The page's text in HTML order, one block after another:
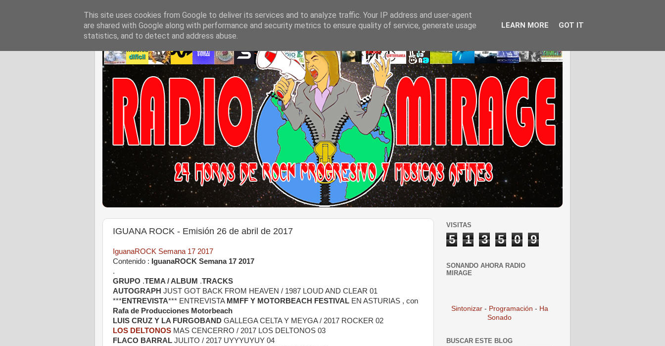
IGUANA ROCK - Emisión 26 de abril de 2017
IguanaROCK Semana 17 2017
Contenido : IguanaROCK Semana 17 2017
.
GRUPO .TEMA / ALBUM .TRACKS
AUTOGRAPH JUST GOT BACK FROM HEAVEN / 1987 LOUD AND CLEAR 01
***ENTREVISTA*** ENTREVISTA MMFF Y MOTORBEACH FESTIVAL EN ASTURIAS , con
Rafa de Producciones Motorbeach
LUIS CRUZ Y LA FURGOBAND GALLEGA CELTA Y MEYGA / 2017 ROCKER 02
LOS DELTONOS MAS CENCERRO / 2017 LOS DELTONOS 03
FLACO BARRAL JULITO / 2017 UYYYUYUY 04
VISITAS
5 1 3 5 0 9
SONANDO AHORA RADIO
MIRAGE
Sintonizar - Programación - Ha
Sonado
BUSCAR ESTE BLOG
This site uses cookies from Google to deliver its services and to analyze traffic. Your IP address and user-agent
are shared with Google along with performance and security metrics to ensure quality of service, generate usage
statistics, and to detect and address abuse.
LEARN MORE GOT IT